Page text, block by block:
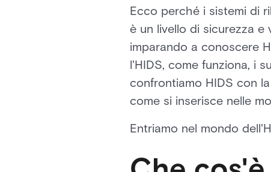
Ecco perché i sistemi di
è un livello di sicurezza
imparando a conoscere
l'HIDS, come funziona, i
confrontiamo HIDS con
come si inserisce nelle
Entriamo nel mondo